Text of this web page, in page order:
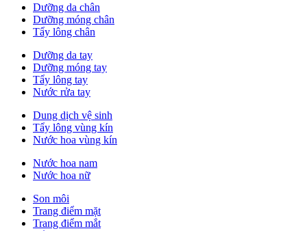
Dưỡng da chân
Dưỡng móng chân
Tẩy lông chân
Dưỡng da tay
Dưỡng móng tay
Tẩy lông tay
Nước rửa tay
Dung dịch vệ sinh
Tẩy lông vùng kín
Nước hoa vùng kín
Nước hoa nam
Nước hoa nữ
Son môi
Trang điểm mặt
Trang điểm mắt